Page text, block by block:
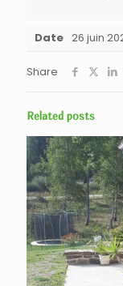
Date 26 juin
Share
Related posts